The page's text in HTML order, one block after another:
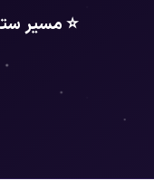
⭐ مسیر